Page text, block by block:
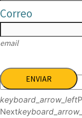
Correo
email
ENVIAR
keyboard_arrow_left
Next